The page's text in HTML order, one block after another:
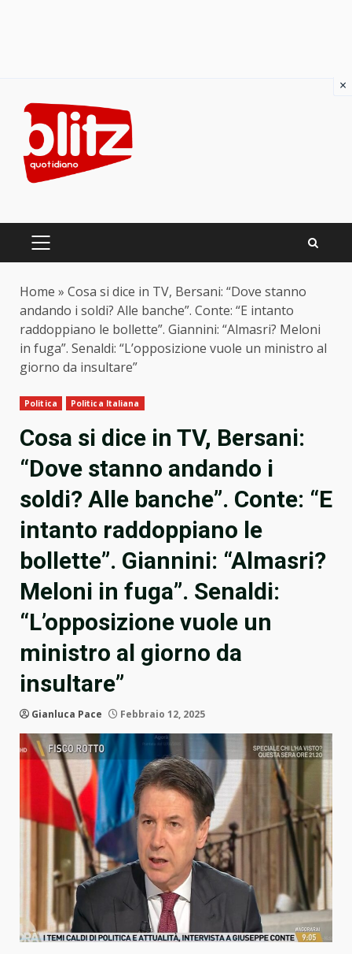
content
PRIMARY
Home » Cosa si dice in TV, Bersani: “Dove stanno
andando i soldi? Alle banche”. Conte: “E intanto
raddoppiano le bollette”. Giannini: “Almasri? Meloni
in fuga”. Senaldi: “L’opposizione vuole un ministro al
giorno da insultare”
Politica Politica Italiana
Cosa si dice in TV, Bersani:
“Dove stanno andando i
soldi? Alle banche”. Conte: “E
intanto raddoppiano le
bollette”. Giannini: “Almasri?
Meloni in fuga”. Senaldi:
“L’opposizione vuole un
ministro al giorno da
insultare”
Gianluca Pace Febbraio 12, 2025
×